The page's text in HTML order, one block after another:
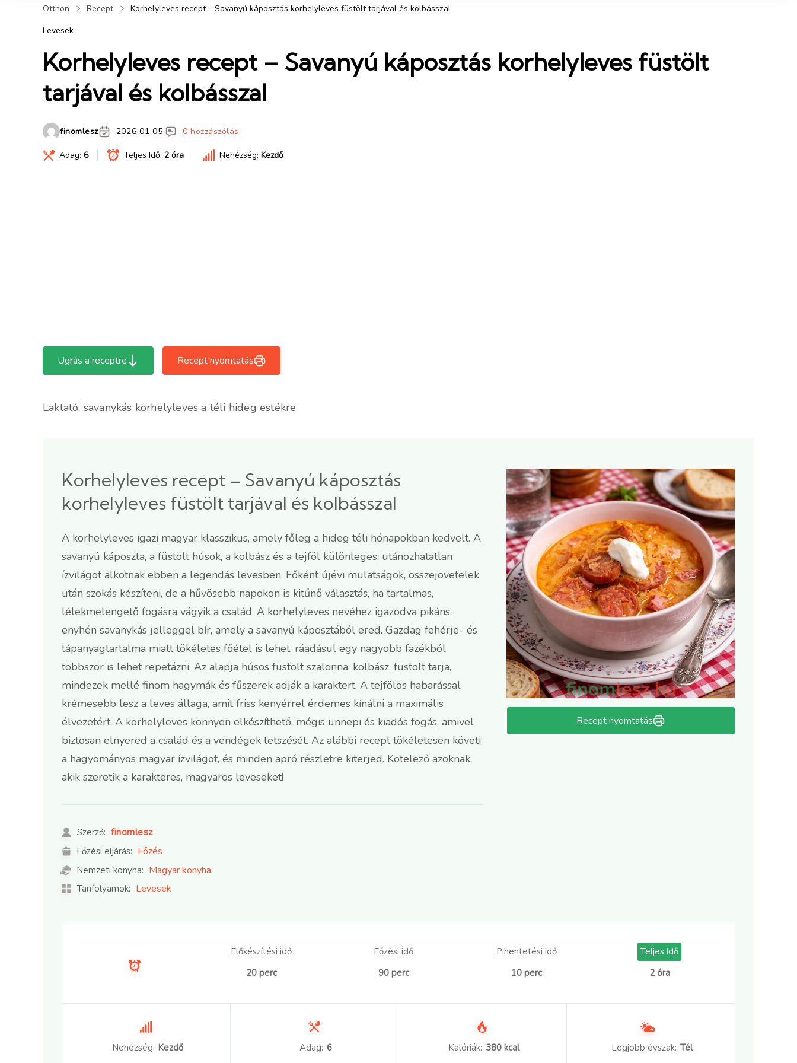
Otthon Recept
Korhelyleves recept – Savanyú káposztás korhelyleves füstölt tarjával és kolbásszal
Levesek
Korhelyleves recept – Savanyú káposztás korhelyleves füstölt
tarjával és kolbásszal
finomlesz 2026.01.05. 0 hozzászólás
Adag: 6 Teljes Idő: 2 óra Nehézség: Kezdő
Ugrás a receptre Recept nyomtatás
Laktató, savanykás korhelyleves a téli hideg estékre.
Korhelyleves recept – Savanyú káposztás
korhelyleves füstölt tarjával és kolbásszal
A korhelyleves igazi magyar klasszikus, amely főleg a hideg téli hónapokban kedvelt. A
savanyú káposzta, a füstölt húsok, a kolbász és a tejföl különleges, utánozhatatlan
ízvilágot alkotnak ebben a legendás levesben. Főként újévi mulatságok, összejövetelek
után szokás készíteni, de a hűvösebb napokon is kitűnő választás, ha tartalmas,
lélekmelengető fogásra vágyik a család. A korhelyleves nevéhez igazodva pikáns,
enyhén savanykás jelleggel bír, amely a savanyú káposztából ered. Gazdag fehérje- és
tápanyagtartalma miatt tökéletes főétel is lehet, ráadásul egy nagyobb fazékból
többször is lehet repetázni. Az alapja húsos füstölt szalonna, kolbász, füstölt tarja,
mindezek mellé finom hagymák és fűszerek adják a karaktert. A tejfölös habarással
krémesebb lesz a leves állaga, amit friss kenyérrel érdemes kínálni a maximális
élvezetért. A korhelyleves könnyen elkészíthető, mégis ünnepi és kiadós fogás, amivel
biztosan elnyered a család és a vendégek tetszését. Az alábbi recept tökéletesen követi
a hagyományos magyar ízvilágot, és minden apró részletre kiterjed. Kötelező azoknak,
akik szeretik a karakteres, magyaros leveseket!
Szerző: finomlesz
Főzési eljárás: Főzés
Nemzeti konyha: Magyar konyha
Tanfolyamok: Levesek
Recept nyomtatás
Előkészítési idő
20 perc
Főzési idő
90 perc
Pihentetési idő
10 perc
Teljes Idő
2 óra
Nehézség: Kezdő Adag: 6 Kalóriák: 380 kcal Legjobb évszak: Tél